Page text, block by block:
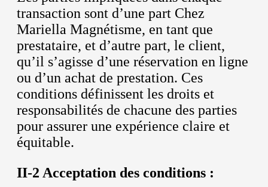
transaction sont d’une part Chez
Mariella Magnétisme, en tant que
prestataire, et d’autre part, le client,
qu’il s’agisse d’une réservation en ligne
ou d’un achat de prestation. Ces
conditions définissent les droits et
responsabilités de chacune des parties
pour assurer une expérience claire et
équitable.
II-2 Acceptation des conditions :